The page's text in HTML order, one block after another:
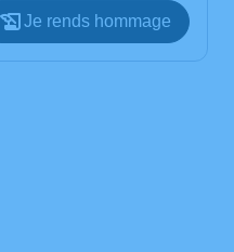
Je rends hommage